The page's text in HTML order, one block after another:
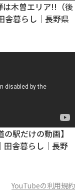
は木曽エリア!!（後
舎暮らし｜長野県
駅だけの動画】
田舎暮らし｜長野
YouTubeの利用規約